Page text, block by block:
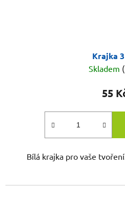
Krajka
Skladem
55
Bílá krajka pro vaše